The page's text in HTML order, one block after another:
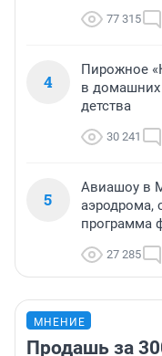
77 315
4
Пирожное
в домашних
детства
30 241
5
Авиашоу в
аэродрома,
программа
27 285
МНЕНИЕ
Продашь за